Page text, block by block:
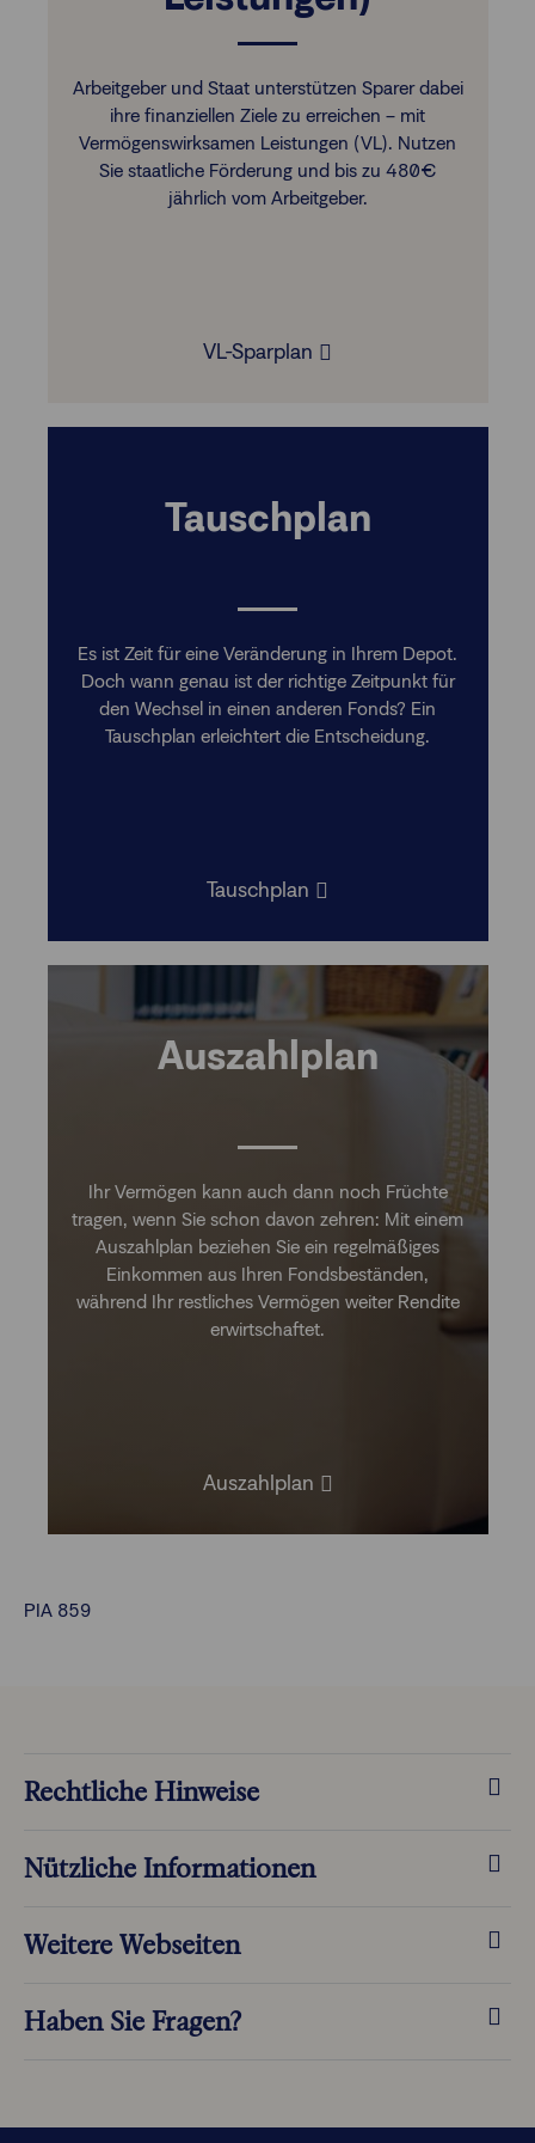
Arbeitgeber und Staat unterstützen Sparer dabei
ihre finanziellen Ziele zu erreichen – mit
Vermögenswirksamen Leistungen (VL). Nutzen
Sie staatliche Förderung und bis zu 480 €
jährlich vom Arbeitgeber.
VL-Sparplan
Tauschplan
Es ist Zeit für eine Veränderung in Ihrem Depot.
Doch wann genau ist der richtige Zeitpunkt für
den Wechsel in einen anderen Fonds? Ein
Tauschplan erleichtert die Entscheidung.
Tauschplan
Auszahlplan
Ihr Vermögen kann auch dann noch Früchte
tragen, wenn Sie schon davon zehren: Mit einem
Auszahlplan beziehen Sie ein regelmäßiges
Einkommen aus Ihren Fondsbeständen,
während Ihr restliches Vermögen weiter Rendite
erwirtschaftet.
Auszahlplan
PIA 859
Rechtliche Hinweise
Nützliche Informationen
Weitere Webseiten
Haben Sie Fragen?